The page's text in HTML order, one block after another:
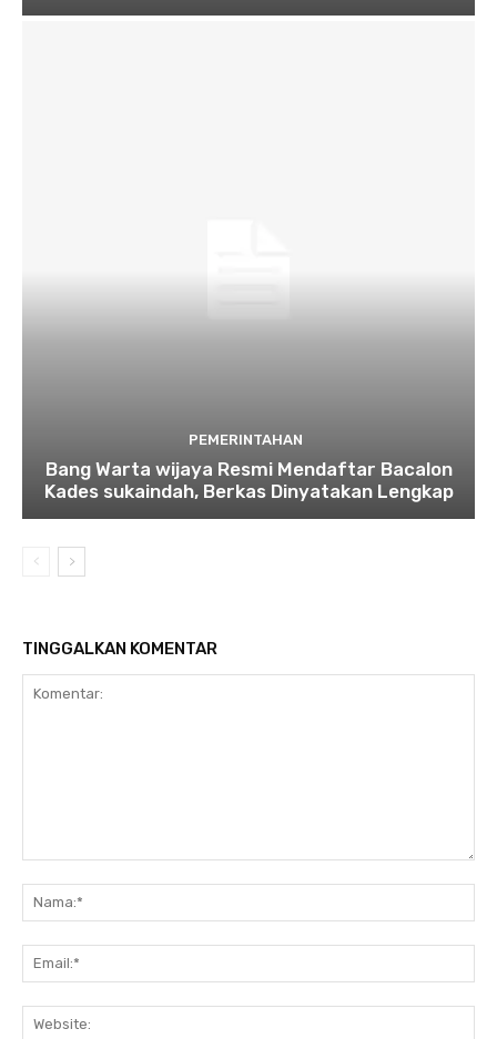
PEMERINTAHAN
Bang Warta wijaya Resmi Mendaftar Bacalon
Kades sukaindah, Berkas Dinyatakan Lengkap
TINGGALKAN KOMENTAR